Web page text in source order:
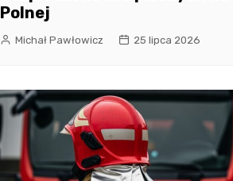
Polnej
Michał Pawłowicz 25 lipca 2026